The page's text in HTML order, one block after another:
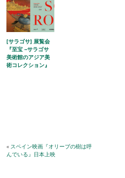
[サラゴサ] 展覧会
『至宝 −サラゴサ
美術館のアジア美
術コレクション』
« スペイン映画『オリーブの樹は呼
んでいる』日本上映